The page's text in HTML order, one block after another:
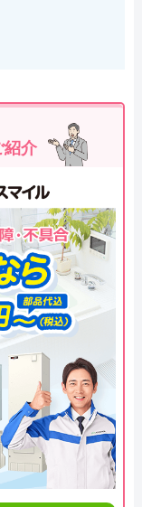
紹介